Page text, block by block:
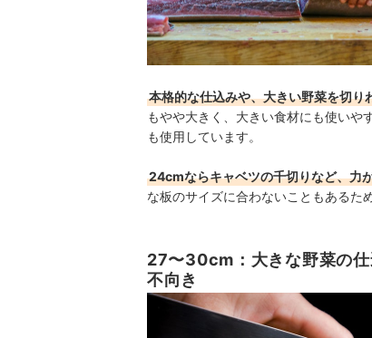
本格的な仕込みや、大きい野菜を切
もやや大きく、大きい食材にも使いや
も使用しています。
24cmならキャベツの千切りなど、力
な板のサイズに合わないこともあるた
27〜30cm：大きな野菜の仕
不向き